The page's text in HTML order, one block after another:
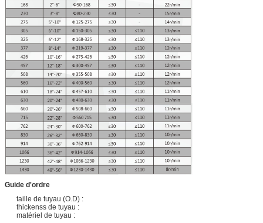
Guide d'ordre
taille de tuyau (O.D) :
thickenss de tuyau :
matériel de tuyau :